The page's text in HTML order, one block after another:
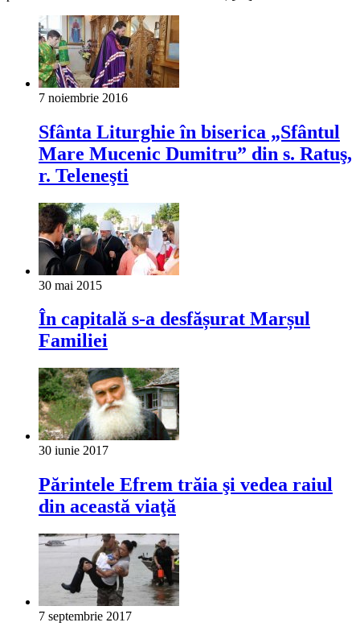
7 noiembrie 2016
Sfânta Liturghie în biserica „Sfântul
Mare Mucenic Dumitru” din s. Ratuş,
r. Teleneşti
30 mai 2015
În capitală s-a desfășurat Marșul
Familiei
30 iunie 2017
Părintele Efrem trăia şi vedea raiul
din această viaţă
7 septembrie 2017